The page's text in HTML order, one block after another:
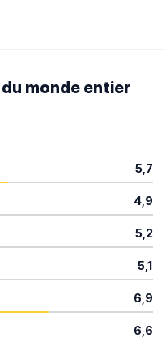
monde entier
5,7
4,9
5,2
5,1
6,9
6,6